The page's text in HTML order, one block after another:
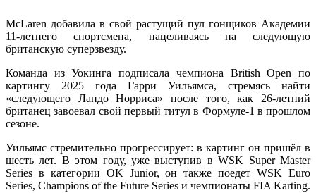
McLaren добавила в свой растущий пул гонщиков Академии
11-летнего спортсмена, нацеливаясь на следующую
британскую суперзвезду.
Команда из Уокинга подписала чемпиона British Open по
картингу 2025 года Гарри Уильямса, стремясь найти
«следующего Ландо Норриса» после того, как 26-летний
британец завоевал свой первый титул в Формуле-1 в прошлом
сезоне.
Уильямс стремительно прогрессирует: в картинг он пришёл в
шесть лет. В этом году, уже выступив в WSK Super Master
Series в категории OK Junior, он также поедет WSK Euro
Series, Champions of the Future Series и чемпионаты FIA Karting.